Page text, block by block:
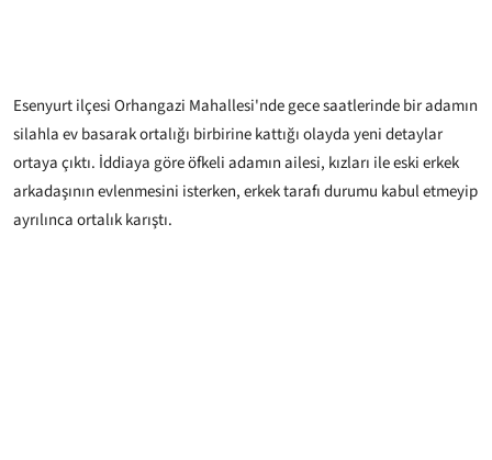
Esenyurt ilçesi Orhangazi Mahallesi'nde gece saatlerinde bir adamın
silahla ev basarak ortalığı birbirine kattığı olayda yeni detaylar
ortaya çıktı. İddiaya göre öfkeli adamın ailesi, kızları ile eski erkek
arkadaşının evlenmesini isterken, erkek tarafı durumu kabul etmeyip
ayrılınca ortalık karıştı.